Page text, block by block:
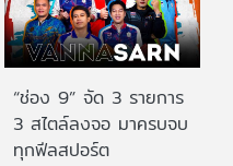
“ช่อง 9” จัด 3 รายการ
3 สไตล์ลงจอ มาครบจบ
ทุกฟีลสปอร์ต